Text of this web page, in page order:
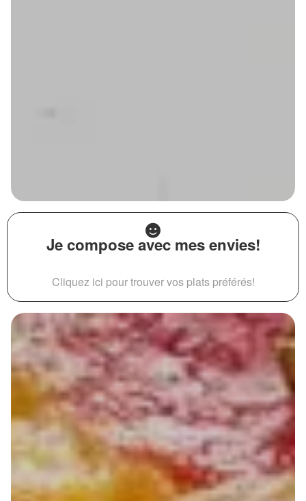
Je compose avec mes envies!
Cliquez ici pour trouver vos plats préférés!